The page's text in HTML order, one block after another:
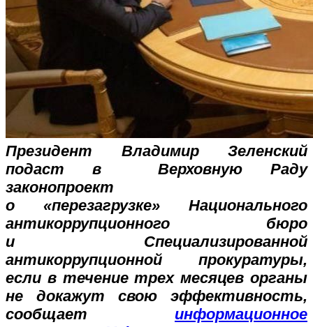
Президент Владимир Зеленский
подаст в Верховную Раду
законопроект
о «перезагрузке» Национального
антикоррупционного бюро
и Специализированной
антикоррупционной прокуратуры,
если в течение трех месяцев органы
не докажут свою эффективность,
сообщает информационное